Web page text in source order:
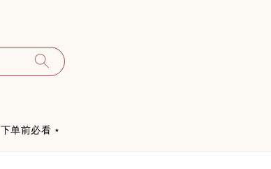
下单前必看 ⋆